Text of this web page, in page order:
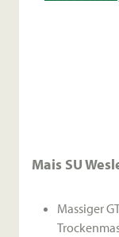
Mais SU
Massiger